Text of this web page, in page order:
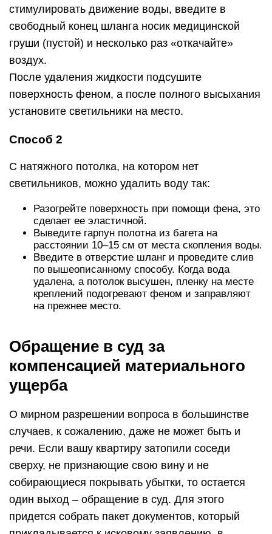
стимулировать движение воды, введите в
свободный конец шланга носик медицинской
груши (пустой) и несколько раз «откачайте»
воздух.
После удаления жидкости подсушите
поверхность феном, а после полного высыхания
установите светильники на место.
Способ 2
С натяжного потолка, на котором нет
светильников, можно удалить воду так:
Разогрейте поверхность при помощи фена, это
сделает ее эластичной.
Выведите гарпун полотна из багета на
расстоянии 10–15 см от места скопления воды.
Введите в отверстие шланг и проведите слив
по вышеописанному способу. Когда вода
удалена, а потолок высушен, пленку на месте
креплений подогревают феном и заправляют
на прежнее место.
Обращение в суд за
компенсацией материального
ущерба
О мирном разрешении вопроса в большинстве
случаев, к сожалению, даже не может быть и
речи. Если вашу квартиру затопили соседи
сверху, не признающие свою вину и не
собирающиеся покрывать убытки, то остается
один выход – обращение в суд. Для этого
придется собрать пакет документов, который